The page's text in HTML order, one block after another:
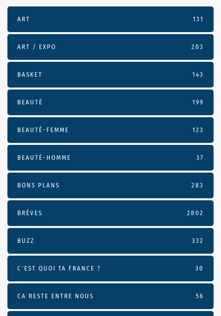
ART 131
ART / EXPO 203
BASKET 143
BEAUTÉ 199
BEAUTÉ-FEMME 123
BEAUTÉ-HOMME 37
BONS PLANS 283
BRÈVES 2802
BUZZ 332
C'EST QUOI TA FRANCE ? 30
CA RESTE ENTRE NOUS 56